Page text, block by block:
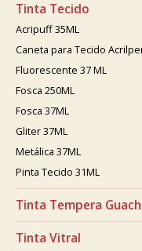
Tinta Tecido
Acripuff 35ML
Caneta para Tecido
Fluorescente 37 ML
Fosca 250ML
Fosca 37ML
Gliter 37ML
Metálica 37ML
Pinta Tecido 31ML
Tinta Tempera
Tinta Vitral